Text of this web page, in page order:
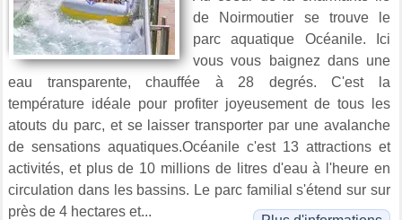
de Noirmoutier se trouve le
parc aquatique Océanile. Ici
vous vous baignez dans une
eau transparente, chauffée à 28 degrés. C'est la
température idéale pour profiter joyeusement de tous les
atouts du parc, et se laisser transporter par une avalanche
de sensations aquatiques.Océanile c'est 13 attractions et
activités, et plus de 10 millions de litres d'eau à l'heure en
circulation dans les bassins. Le parc familial s'étend sur sur
près de 4 hectares et...